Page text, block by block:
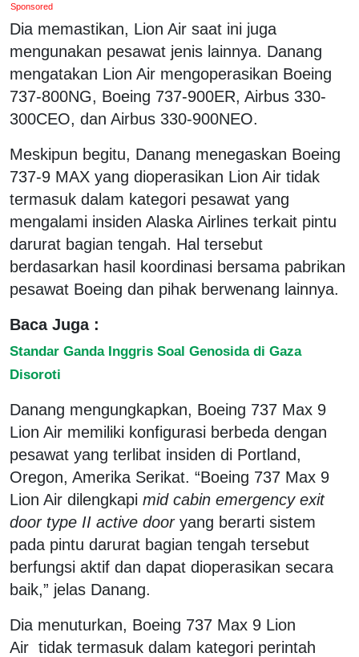
Sponsored
Dia memastikan, Lion Air saat ini juga
mengunakan pesawat jenis lainnya. Danang
mengatakan Lion Air mengoperasikan Boeing
737-800NG, Boeing 737-900ER, Airbus 330-
300CEO, dan Airbus 330-900NEO.
Meskipun begitu, Danang menegaskan Boeing
737-9 MAX yang dioperasikan Lion Air tidak
termasuk dalam kategori pesawat yang
mengalami insiden Alaska Airlines terkait pintu
darurat bagian tengah. Hal tersebut
berdasarkan hasil koordinasi bersama pabrikan
pesawat Boeing dan pihak berwenang lainnya.
Baca Juga :
Standar Ganda Inggris Soal Genosida di Gaza
Disoroti
Danang mengungkapkan, Boeing 737 Max 9
Lion Air memiliki konfigurasi berbeda dengan
pesawat yang terlibat insiden di Portland,
Oregon, Amerika Serikat. “Boeing 737 Max 9
Lion Air dilengkapi mid cabin emergency exit
door type II active dooryang berarti sistem
pada pintu darurat bagian tengah tersebut
berfungsi aktif dan dapat dioperasikan secara
baik,” jelas Danang.
Dia menuturkan, Boeing 737 Max 9 Lion
Air tidak termasuk dalam kategori perintah